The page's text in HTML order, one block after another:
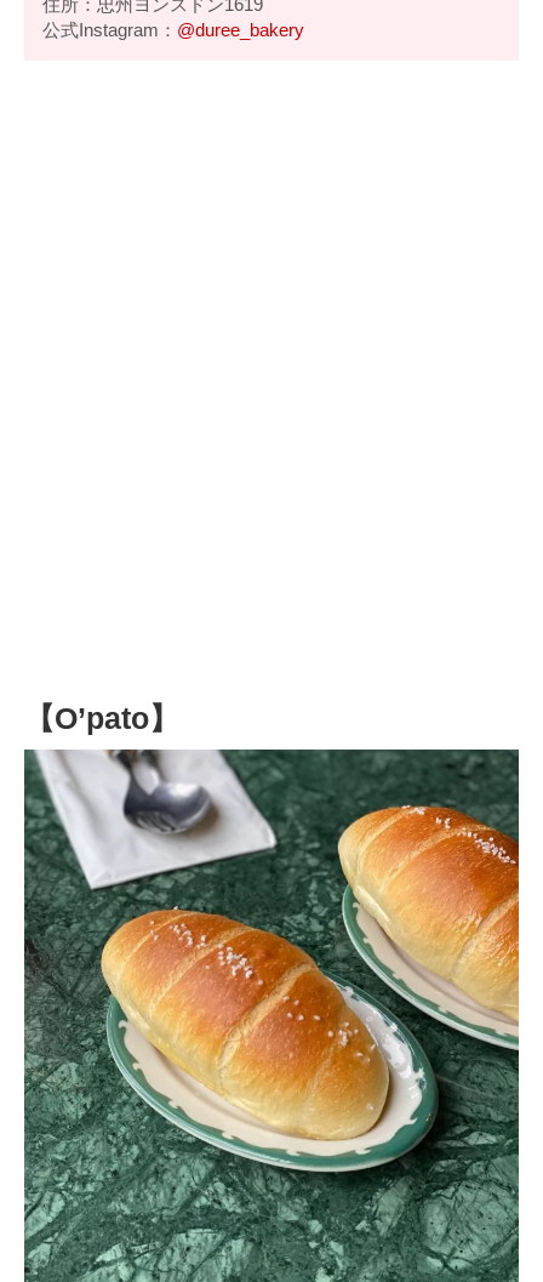
公式Instagram： @duree_bakery
【O’pato】